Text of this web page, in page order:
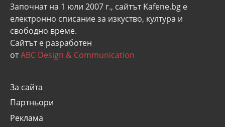
Започнат на 1 юли 2007 г., сайтът Kafene.bg e
eлектронно списание за изкуство, култура и
свободно време.
Сайтът е разработен
отABC Design & Communication
За сайта
Партньори
Реклама